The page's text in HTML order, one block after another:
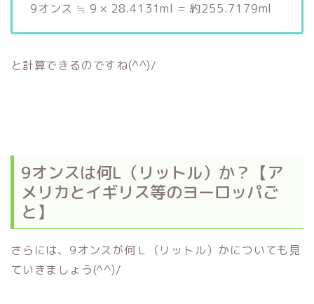
9オンス ≒ 9 × 28.4131ml = 約255.7179ml
と計算できるのですね(^^)/
9オンスは何L（リットル）か？【ア
メリカとイギリス等のヨーロッパご
と】
さらには、9オンスが何Ｌ（リットル）かについても見
ていきましょう(^^)/